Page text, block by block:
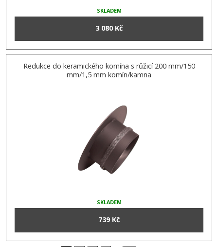
SKLADEM
3 080 Kč
Redukce do keramického komína s růžicí 200 mm/150
mm/1,5 mm komín/kamna
SKLADEM
739 Kč